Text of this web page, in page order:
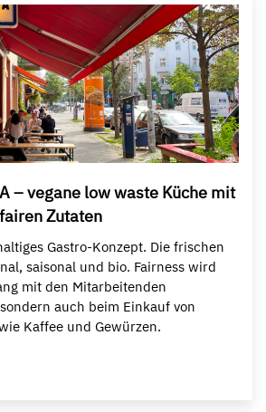
– vegane low waste Küche mit
Zutaten
Gastro-Konzept. Die frischen
saisonal und bio. Fairness wird
mit den Mitarbeitenden
auch beim Einkauf von
Kaffee und Gewürzen.